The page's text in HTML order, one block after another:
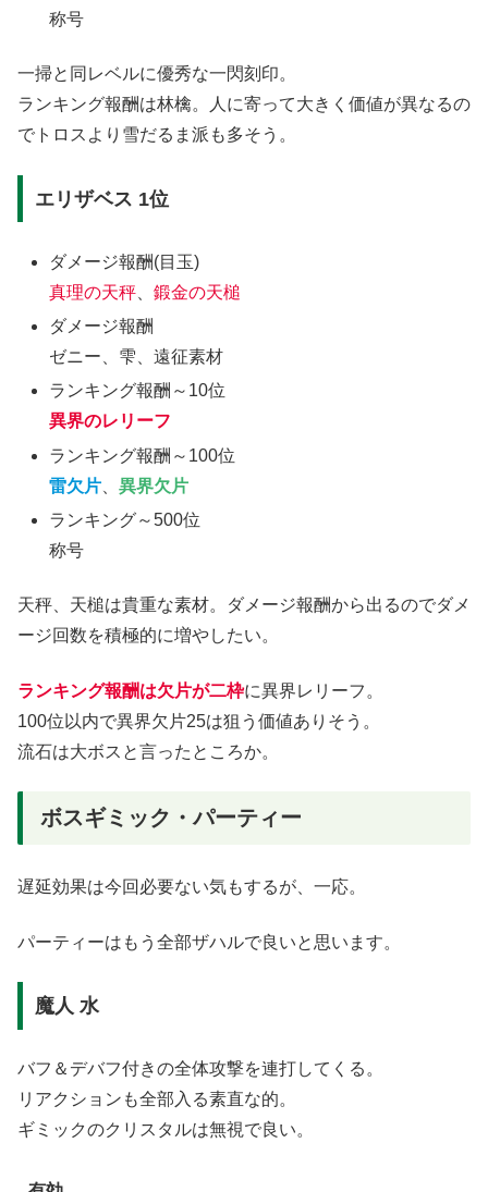
称号
一掃と同レベルに優秀な一閃刻印。
ランキング報酬は林檎。人に寄って大きく価値が異なるの
でトロスより雪だるま派も多そう。
エリザベス 1位
ダメージ報酬(目玉)
真理の天秤 、鍛金の天槌
ダメージ報酬
ゼニー、雫、遠征素材
ランキング報酬～10位
異界のレリーフ
ランキング報酬～100位
雷欠片 、異界欠片
ランキング～500位
称号
天秤、天槌は貴重な素材。ダメージ報酬から出るのでダメ
ージ回数を積極的に増やしたい。
ランキング報酬は欠片が二枠に異界レリーフ。
100位以内で異界欠片25は狙う価値ありそう。
流石は大ボスと言ったところか。
ボスギミック・パーティー
遅延効果は今回必要ない気もするが、一応。
パーティーはもう全部ザハルで良いと思います。
魔人 水
バフ＆デバフ付きの全体攻撃を連打してくる。
リアクションも全部入る素直な的。
ギミックのクリスタルは無視で良い。